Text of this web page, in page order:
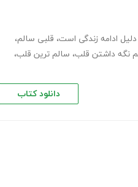
ادامه زندگی است، قلبی سالم،
نگه داشتن قلب، سالم ترین قلب،
دانلود کتاب